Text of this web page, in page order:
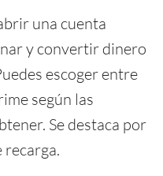
una cuenta
y convertir dinero
escoger entre
según las
Se destaca por
recarga.